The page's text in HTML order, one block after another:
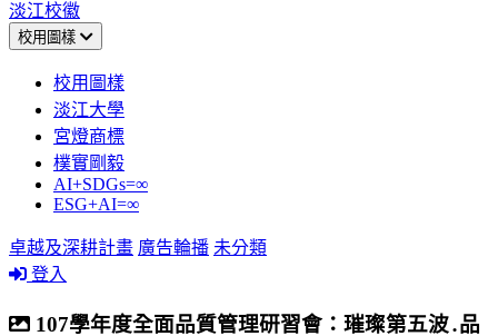
淡江校徽
校用圖樣
校用圖樣
淡江大學
宮燈商標
樸實剛毅
AI+SDGs=∞
ESG+AI=∞
卓越及深耕計畫 廣告輪播 未分類
登入
107學年度全面品質管理研習會：璀璨第五波․品